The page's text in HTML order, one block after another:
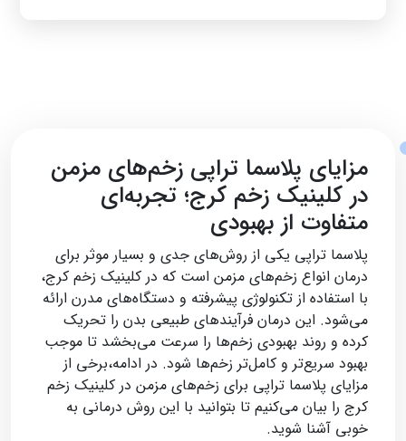
مزایای پلاسما تراپی زخم‌های مزمن
در کلینیک زخم کرج؛ تجربه‌ای
متفاوت از بهبودی
پلاسما تراپی یکی از روش‌های جدی و بسیار موثر برای
درمان انواع زخم‌های مزمن است که در کلینیک زخم کرج،
با استفاده از تکنولوژی پیشرفته و دستگاه‌های مدرن ارائه
می‌شود. این درمان فرآیندهای طبیعی بدن را تحریک
کرده و روند بهبودی زخم‌ها را سرعت می‌بخشد تا موجب
بهبود سریع‌تر و کامل‌تر زخم‌ها شود. در ادامه،برخی از
مزایای پلاسما تراپی برای زخم‌های مزمن در کلینیک زخم
کرج را بیان می‌کنیم تا بتوانید با این روش درمانی به
خوبی آشنا شوید.